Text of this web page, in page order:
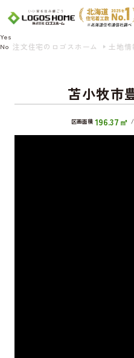
注文住宅のロゴスホーム 土地情
苫小牧市
区画面積 196.37㎡ /
Cookie を使用して、お客様の活動を追
プライバシーを極めて重視しています
は、当社のプライバシー
Yes
No